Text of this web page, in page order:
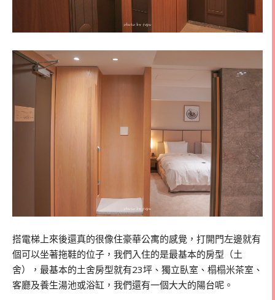
搭電梯上來後還真的很像住豪華公寓的感覺，打開門左邊就有
個可以坐著拖鞋的位子，我們入住的是最基本的房型（土
舍），最基本的土舍房型就有23坪、獨立臥室、榻榻米茶室、
客廳及養生湯池或浴缸，我們還有一個大大的陽台呢。